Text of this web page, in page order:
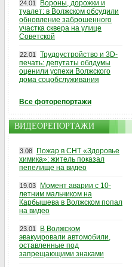
24.01
Вороны, дорожки и
туалет: в Волжском обсудили
обновление заброшенного
участка сквера на улице
Советской
22.01
Трудоустройство и 3D-
печать: депутаты облдумы
оценили успехи Волжского
дома соцобслуживания
Все фоторепортажи
ВИДЕОРЕПОРТАЖИ
3.08
Пожар в СНТ «Здоровье
химика»: житель показал
пепелище на видео
19.03
Момент аварии с 10-
летним мальчиком на
Карбышева в Волжском попал
на видео
23.01
В Волжском
эвакуировали автомобили,
оставленные под
запрещающими знаками